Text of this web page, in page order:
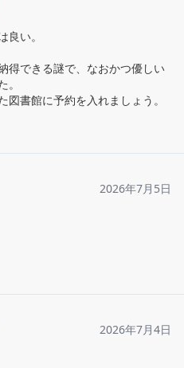
い。
得できる謎で、なおかつ優しい
書館に予約を入れましょう。
2026年7月5日
2026年7月4日